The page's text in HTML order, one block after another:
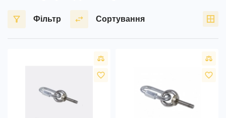
Фільтр Сортування
favorite_border favorite_border